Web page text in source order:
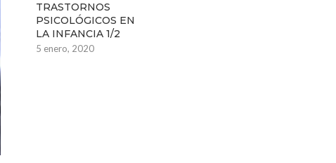
TRASTORNOS
PSICOLÓGICOS EN
LA INFANCIA 1/2
5 enero, 2020